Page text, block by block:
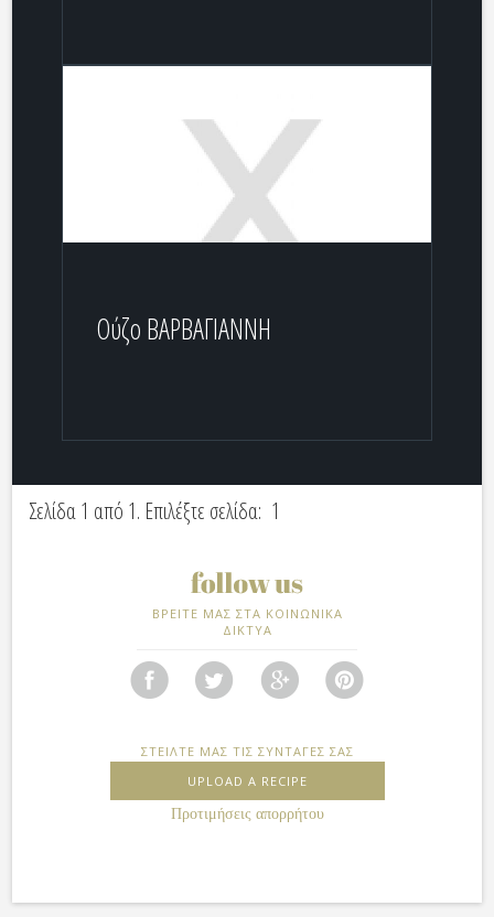
Ούζο ΒΑΡΒΑΓΙΑΝΝΗ
Σελίδα 1 από 1. Επιλέξτε σελίδα: 1
ΒΡΕΙΤΕ ΜΑΣ ΣΤΑ ΚΟΙΝΩΝΙΚΑ
ΔΙΚΤΥΑ
ΣΤΕΙΛΤΕ ΜΑΣ ΤΙΣ ΣΥΝΤΑΓΕΣ ΣΑΣ
UPLOAD A RECIPE
Προτιμήσεις απορρήτου